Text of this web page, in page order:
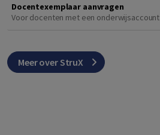
Docentexemplaar aanvragen
Voor docenten met een onderwijsaccount
Meer over StruX